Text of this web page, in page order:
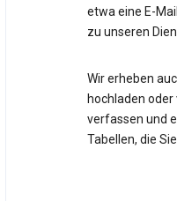
etwa eine E-
zu unseren
Wir erheben
hochladen
verfassen und
Tabellen, die